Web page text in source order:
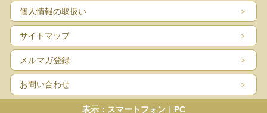
個人情報の取扱い
サイトマップ
メルマガ登録
お問い合わせ
表示：スマートフォン｜ PC